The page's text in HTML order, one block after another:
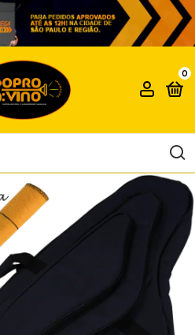
0